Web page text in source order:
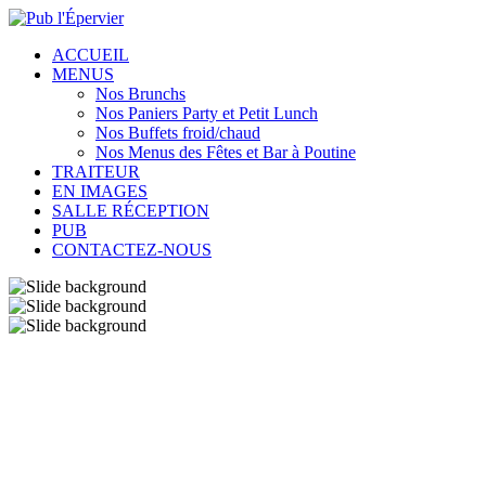
ACCUEIL
MENUS
Nos Brunchs
Nos Paniers Party et Petit Lunch
Nos Buffets froid/chaud
Nos Menus des Fêtes et Bar à Poutine
TRAITEUR
EN IMAGES
SALLE RÉCEPTION
PUB
CONTACTEZ-NOUS